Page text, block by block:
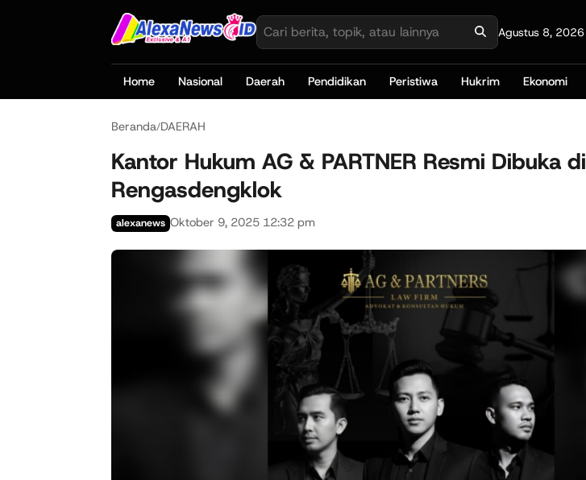
Agustus 8, 2026
Home Nasional Daerah Pendidikan Peristiwa Hukrim Ekonomi
Beranda/DAERAH
Kantor Hukum AG & PARTNER Resmi Dibuka di
Rengasdengklok
alexanews Oktober 9, 2025 12:32 pm